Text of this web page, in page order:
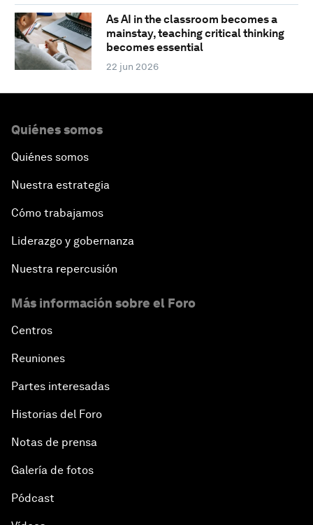
As AI in the classroom becomes a
mainstay, teaching critical thinking
becomes essential
22 jun 2026
Quiénes somos
Quiénes somos
Nuestra estrategia
Cómo trabajamos
Liderazgo y gobernanza
Nuestra repercusión
Más información sobre el Foro
Centros
Reuniones
Partes interesadas
Historias del Foro
Notas de prensa
Galería de fotos
Pódcast